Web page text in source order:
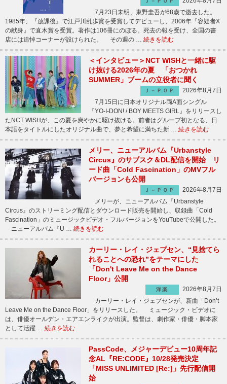
7月23日未明、東野圭吾が68歳で逝去した。
1985年、『放課後』で江戸川乱歩賞を受賞してデビューし、2006年『容疑者X
の献身』で直木賞を受賞。著作は106冊にのぼる。死去の報を受け、全国の書
店には追悼コーナーが設けられた。 その週の … 続きを読む
＜インタビュー＞NCT WISHと一緒に駆
け抜ける2026年の夏 「おつかれ
SUMMER」ブームの立役者に聞く
Ｊ－ＰＯＰ
2026年8月7日
7月15日に日本オリジナル両A面シングル
『YO-I-DON! / BOY MEETS GIRL』をリリースし
たNCT WISHが、この夏を爽やかに駆け抜ける。前者はグループ初となる、日
本語をタイトルにしたオリジナル曲で、夢と希望に満ちた新 … 続きを読む
メリー、ニューアルバム『Urbanstyle
Circus』のサブスク＆DL配信を開始 リ
ード曲「Cold Fascination」のMVフル
バージョンも公開
Ｊ－ＰＯＰ
2026年8月7日
メリーが、ニューアルバム『Urbanstyle
Circus』のストリーミング配信とダウンロード販売を開始し、収録曲「Cold
Fascination」のミュージックビデオ・フルバージョンをYouTubeで公開した。
ニューアルバム『U … 続きを読む
カーリー・レイ・ジェプセン、“見捨てら
れることへの恐れ”をテーマにした
「Don't Leave Me on the Dance
Floor」公開
洋楽
2026年8月7日
カーリー・レイ・ジェプセンが、新曲「Don’t
Leave Me on the Dance Floor」をリリースした。 ミュージック・ビデオに
は、俳優オールデン・エアエンライクが出演。監督は、劇作家・俳優・脚本家
として活躍 … 続きを読む
PassCode、メジャーデビュー10周年記
念AL『RE:CODE』10/28発売決定
「MISS UNLIMITED [Re:]」先行配信開
始